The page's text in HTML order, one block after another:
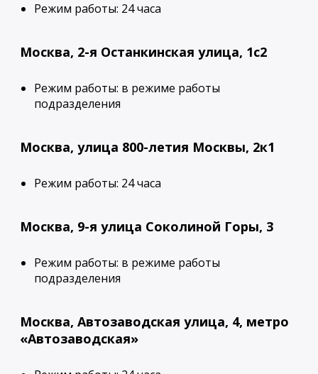
Режим работы: 24 часа
Москва, 2-я Останкинская улица, 1с2
Режим работы: в режиме работы
подразделения
Москва, улица 800-летия Москвы, 2к1
Режим работы: 24 часа
Москва, 9-я улица Соколиной Горы, 3
Режим работы: в режиме работы
подразделения
Москва, Автозаводская улица, 4, метро
«Автозаводская»